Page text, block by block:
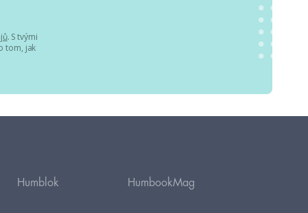
. S tvými
tom, jak
Humblok HumbookMag